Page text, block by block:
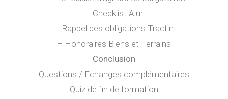
– Checklist Alur
– Rappel des obligations Tracfin
– Honoraires Biens et Terrains
Conclusion
Questions / Echanges complémentaires
Quiz de fin de formation